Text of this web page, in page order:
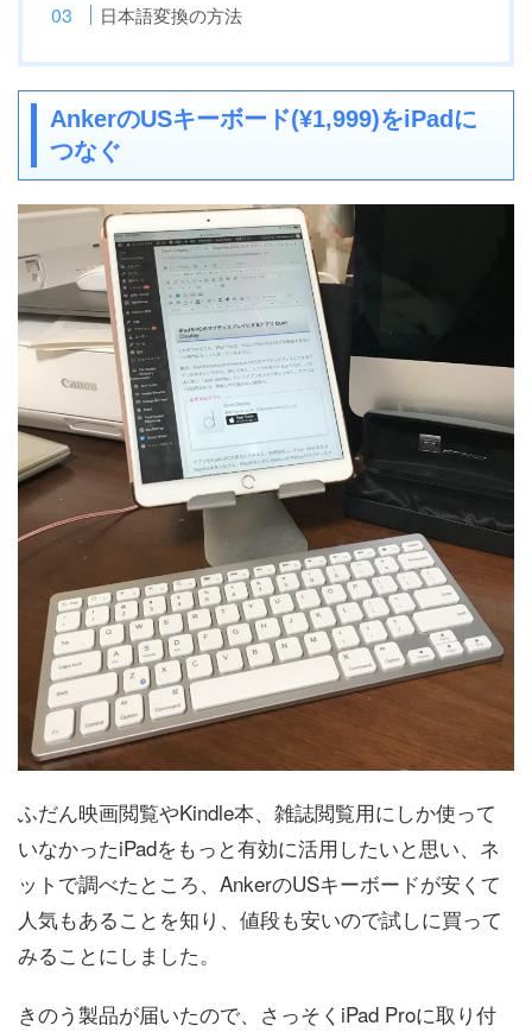
日本語変換の方法
AnkerのUSキーボード(¥1,999)をiPadに
つなぐ
ふだん映画閲覧やKindle本、雑誌閲覧用にしか使って
いなかったiPadをもっと有効に活用したいと思い、ネ
ットで調べたところ、AnkerのUSキーボードが安くて
人気もあることを知り、値段も安いので試しに買って
みることにしました。
きのう製品が届いたので、さっそくiPad Proに取り付